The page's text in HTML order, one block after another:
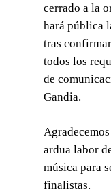
cerrado a la
hará pública
tras
todos los
de
Gandia.
ardua labor
música para
finalistas.